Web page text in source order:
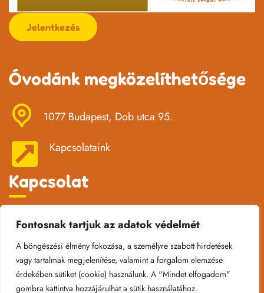
Fontosnak tartjuk az adatok védelmét
A böngészési élmény fokozása, a személyre szabott hirdetések
vagy tartalmak megjelenítése, valamint a forgalom elemzése
érdekében sütiket (cookie) használunk. A "Mindet elfogadom"
gombra kattintva hozzájárulhat a sütik használatához.
Jelentkezés
Óvodánk megközelíthetősége
1077 Budapest, Dob utca 95.
Kapcsolataink
Kapcsolat
Hétfő – Péntek: 6:00 – 18:00
Hétvégén és ünnepnapokon: Zárva
dobovoda@gmail.com
06 (1) 342 5133